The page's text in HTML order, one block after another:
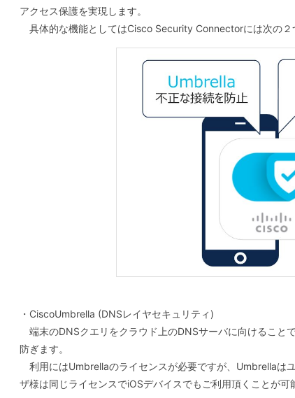
アクセス保護を実現します。
具体的な機能としてはCisco Security Connectorには次の２
・CiscoUmbrella (DNSレイヤセキュリティ)
端末のDNSクエリをクラウド上のDNSサーバに向けること
防ぎます。
利用にはUmbrellaのライセンスが必要ですが、Umbrellaは
ザ様は同じライセンスでiOSデバイスでもご利用頂くことが可